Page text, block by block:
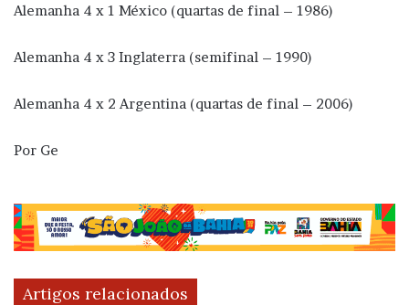
Alemanha 4 x 1 México (quartas de final – 1986)
Alemanha 4 x 3 Inglaterra (semifinal – 1990)
Alemanha 4 x 2 Argentina (quartas de final – 2006)
Por Ge
Artigos relacionados